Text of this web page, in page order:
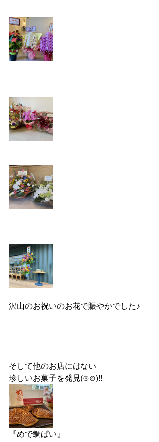
沢山のお祝いのお花で賑やかでした♪
そして他のお店にはない
珍しいお菓子を発見(⊙⊙)!!
『めで鯛ぱい』